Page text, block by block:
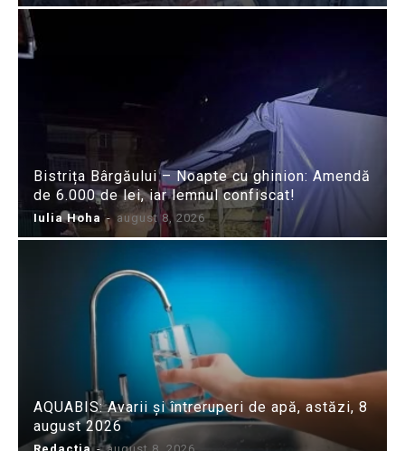
Bistrița Bârgăului – Noapte cu ghinion: Amendă
de 6.000 de lei, iar lemnul confiscat!
Iulia Hoha - august 8, 2026
AQUABIS: Avarii și întreruperi de apă, astăzi, 8
august 2026